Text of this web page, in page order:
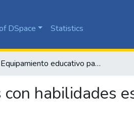
DSpace Statistics
Equipamiento educativo para niños con habilidades especiales
habilidades